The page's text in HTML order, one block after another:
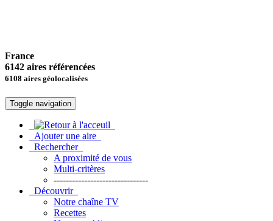
France
6142 aires référencées
6108 aires géolocalisées
Toggle navigation
Ajouter une aire
Rechercher
A proximité de vous
Multi-critères
-------------------------------
Découvrir
Notre chaîne TV
Recettes